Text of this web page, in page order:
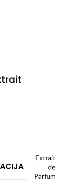
Extrait
de
Parfum